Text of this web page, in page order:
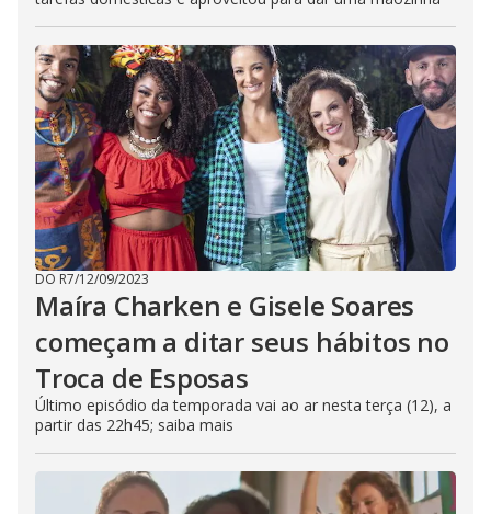
DO R7/12/09/2023
Maíra Charken e Gisele Soares
começam a ditar seus hábitos no
Troca de Esposas
Último episódio da temporada vai ao ar nesta terça (12), a
partir das 22h45; saiba mais